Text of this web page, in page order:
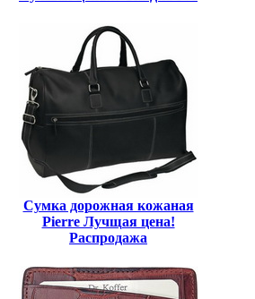
Сумка дорожная кожаная
Pierre Лучщая цена!
Распродажа